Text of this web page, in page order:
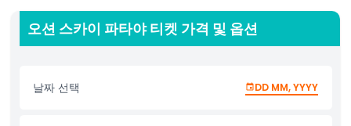
오션 스카이 파타야 크루즈의 하이라이트는 성대한 뷔페 디너입니
다. 맛있는 태국 요리와 인기 해외 요리를 다양하게 맛보세요. 신선한
해산물부터 맛있는 디저트까지, 모두가 즐길 수 있는 메뉴가 준비되
오션 스카이 파타야 티켓 가격 및 옵션
날짜 선택 DD MM, YYYY